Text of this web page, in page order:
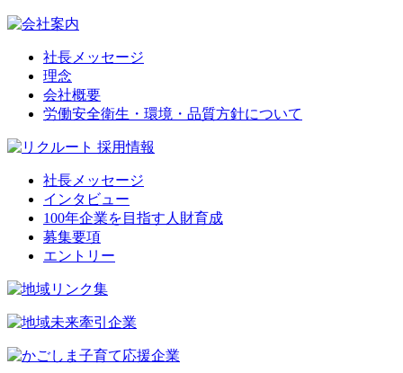
社長メッセージ
理念
会社概要
労働安全衛生・環境・品質方針について
社長メッセージ
インタビュー
100年企業を目指す人財育成
募集要項
エントリー